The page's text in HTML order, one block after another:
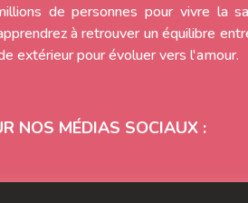
de personnes pour vivre la
à retrouver un équilibre
extérieur pour évoluer vers l'amour.
NOS MÉDIAS SOCIAUX :